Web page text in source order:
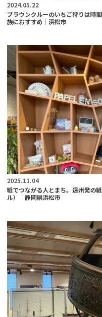
2024.05.22
ブラウンクルーのいちご狩りは時
族におすすめ｜浜松市
2025.11.04
紙でつながる人とまち。遠州発の
ル）｜静岡県浜松市